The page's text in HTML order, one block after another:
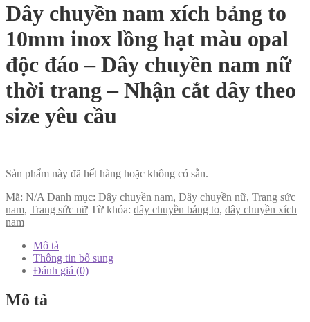
Dây chuyền nam xích bảng to
10mm inox lồng hạt màu opal
độc đáo – Dây chuyền nam nữ
thời trang – Nhận cắt dây theo
size yêu cầu
Sản phẩm này đã hết hàng hoặc không có sẵn.
Mã: N/A Danh mục: Dây chuyền nam, Dây chuyền nữ, Trang sức
nam, Trang sức nữ Từ khóa: dây chuyền bảng to, dây chuyền xích
nam
Mô tả
Thông tin bổ sung
Đánh giá (0)
Mô tả